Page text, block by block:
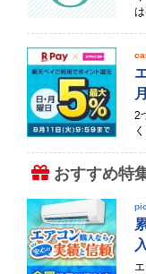
2
おすすめ特